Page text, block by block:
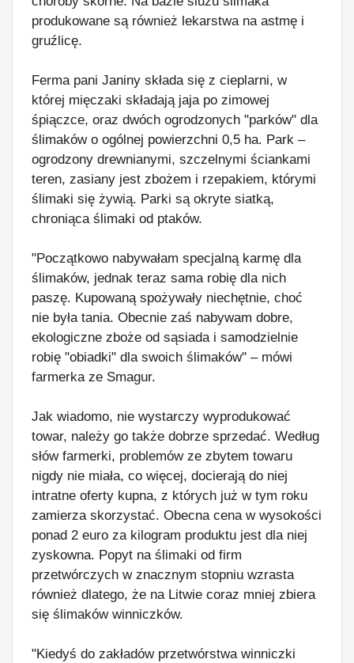
produkowane są również lekarstwa na astmę i
gruźlicę.
Ferma pani Janiny składa się z cieplarni, w
której mięczaki składają jaja po zimowej
śpiączce, oraz dwóch ogrodzonych "parków" dla
ślimaków o ogólnej powierzchni 0,5 ha. Park –
ogrodzony drewnianymi, szczelnymi ściankami
teren, zasiany jest zbożem i rzepakiem, którymi
ślimaki się żywią. Parki są okryte siatką,
chroniąca ślimaki od ptaków.
"Początkowo nabywałam specjalną karmę dla
ślimaków, jednak teraz sama robię dla nich
paszę. Kupowaną spożywały niechętnie, choć
nie była tania. Obecnie zaś nabywam dobre,
ekologiczne zboże od sąsiada i samodzielnie
robię "obiadki" dla swoich ślimaków" – mówi
farmerka ze Smagur.
Jak wiadomo, nie wystarczy wyprodukować
towar, należy go także dobrze sprzedać. Według
słów farmerki, problemów ze zbytem towaru
nigdy nie miała, co więcej, docierają do niej
intratne oferty kupna, z których już w tym roku
zamierza skorzystać. Obecna cena w wysokości
ponad 2 euro za kilogram produktu jest dla niej
zyskowna. Popyt na ślimaki od firm
przetwórczych w znacznym stopniu wzrasta
również dlatego, że na Litwie coraz mniej zbiera
się ślimaków winniczków.
"Kiedyś do zakładów przetwórstwa winniczki